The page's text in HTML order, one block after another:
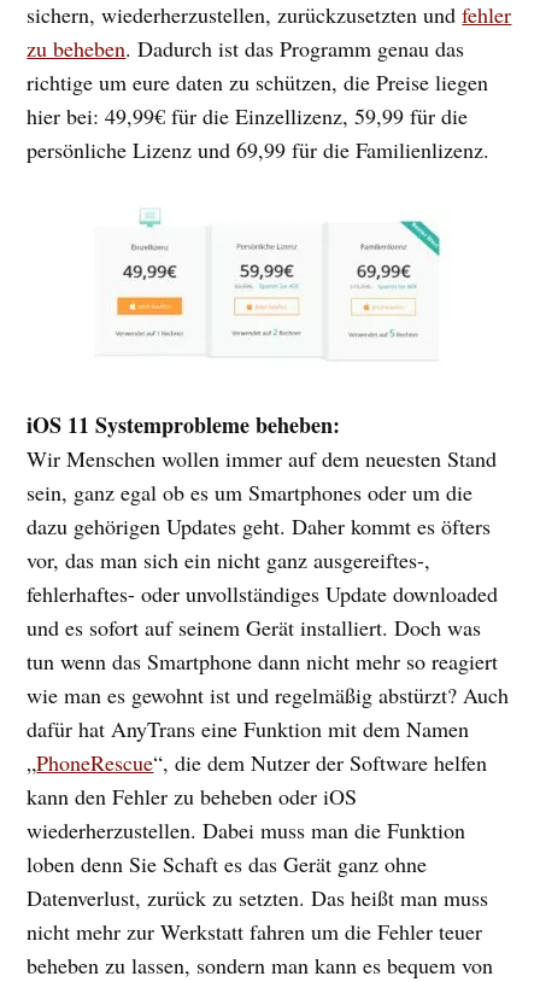
sichern, wiederherzustellen, zurückzusetzten undfehler
zu beheben. Dadurch ist das Programm genau das
richtige um eure daten zu schützen, die Preise liegen
hier bei: 49,99€ für die Einzellizenz, 59,99 für die
persönliche Lizenz und 69,99 für die Familienlizenz.
iOS 11 Systemprobleme beheben:
Wir Menschen wollen immer auf dem neuesten Stand
sein, ganz egal ob es um Smartphones oder um die
dazu gehörigen Updates geht. Daher kommt es öfters
vor, das man sich ein nicht ganz ausgereiftes-,
fehlerhaftes- oder unvollständiges Update downloaded
und es sofort auf seinem Gerät installiert. Doch was
tun wenn das Smartphone dann nicht mehr so reagiert
wie man es gewohnt ist und regelmäßig abstürzt? Auch
dafür hat AnyTrans eine Funktion mit dem Namen
„PhoneRescue“, die dem Nutzer der Software helfen
kann den Fehler zu beheben oder iOS
wiederherzustellen. Dabei muss man die Funktion
loben denn Sie Schaft es das Gerät ganz ohne
Datenverlust, zurück zu setzten. Das heißt man muss
nicht mehr zur Werkstatt fahren um die Fehler teuer
beheben zu lassen, sondern man kann es bequem von